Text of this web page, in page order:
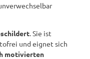
. Sie ist
und eignet sich
motivierten